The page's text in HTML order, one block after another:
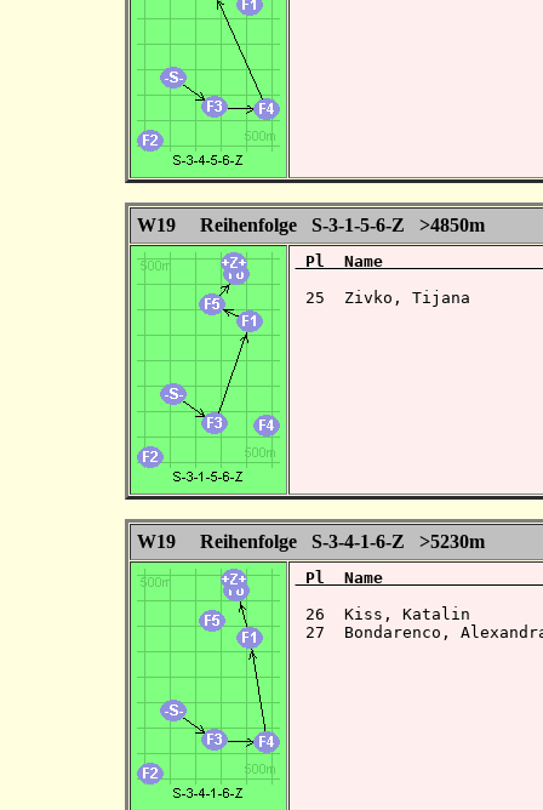
W19 Reihenfolge S-3-1-5-6-Z >4850m
Pl  Name
25  Zivko, Tijana
W19 Reihenfolge S-3-4-1-6-Z >5230m
Pl  Name
26  Kiss, Katalin
27  Bondarenco,